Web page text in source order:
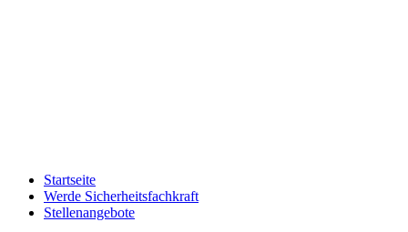
Startseite
Werde Sicherheitsfachkraft
Stellenangebote